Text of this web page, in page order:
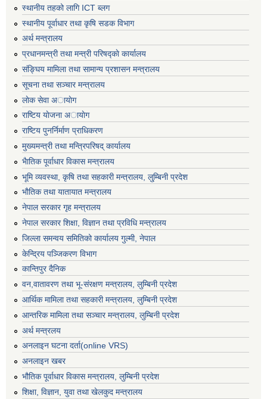
स्थानीय तहको लागि ICT ब्लग
स्थानीय पूर्वाधार तथा कृषि सडक विभाग
अर्थ मन्त्रालय
प्रधानमन्त्री तथा मन्त्री परिषद्काे कार्यालय
संङ्घिय मामिला तथा सामान्य प्रशासन मन्त्रालय
सूचना तथा सञ्चार मन्त्रालय
लाेक सेवा अायाेग
राष्टिय याेजना अायाेग
राष्टिय पुनर्निर्माण प्राधिकरण
मुख्यमन्त्री तथा मन्त्रिपरिषद् कार्यालय
भैातिक पूर्वाधार विकास मन्त्रालय
भूमि व्यवस्था, कृषि तथा सहकारी मन्त्रालय, लु्म्बिनी प्रदेश
भाैतिक तथा यातायात मन्त्रालय
नेपाल सरकार गृह मन्त्रालय
नेपाल सरकार शिक्षा, विज्ञान तथा प्रविधि मन्त्रालय
जिल्ला समन्वय समितिको कार्यालय गुल्मी, नेपाल
केन्द्रिय पञ्जिकरण विभाग
कान्तिपुर दैनिक
वन,वातावरण तथा भू-संरक्षण मन्त्रालय, लुम्बिनी प्रदेश
आर्थिक मामिला तथा सहकारी मन्त्रालय, लुम्बिनी प्रदेश
आन्तरिक मामिला तथा सञ्चार मन्त्रालय, लुम्बिनी प्रदेश
अर्थ मन्त्रलय
अनलाइन घटना दर्ता(online VRS)
अनलाइन खबर
भौतिक पूर्वाधार विकास मन्त्रालय, लुम्बिनी प्रदेश
शिक्षा, विज्ञान, युवा तथा खेलकुद मन्‍‍त्रालय